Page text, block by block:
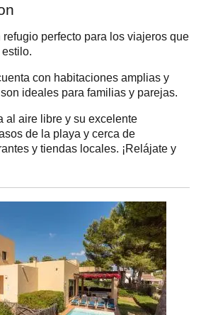
perfecto para los viajeros que
con habitaciones amplias y
ideales para familias y parejas.
al aire libre y su excelente
de la playa y cerca de
y tiendas locales. ¡Relájate y